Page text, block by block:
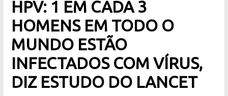
HPV: 1 EM CADA 3
HOMENS EM TODO O
MUNDO ESTÃO
INFECTADOS COM VÍRUS,
DIZ ESTUDO DO LANCET